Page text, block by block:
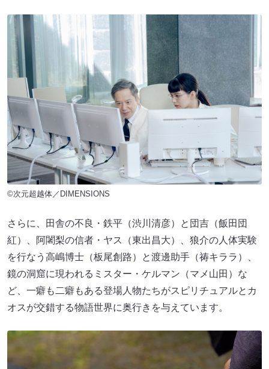
©次元超越体／DIMENSIONS
さらに、田舎の不良・鉄平（渋川清彦）と団吉（飯田団
紅）、阿闍梨の信者・ヤス（東出昌大）、狼介の人体実験
を行なう高嶋博士（板尾創路）と渡邊助手（祷キララ）、
鏡の洞窟に現われるミスター・ケルマン（マメ山田）な
ど、一癖も二癖もある登場人物たちがスピリチュアルとカ
オスが交錯する物語世界に奥行きを与えています。